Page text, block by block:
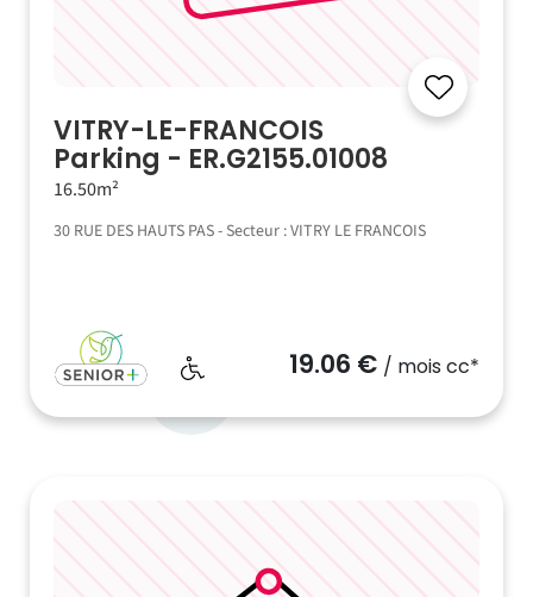
VITRY-LE-FRANCOIS
Parking - ER.G2155.01008
16.50m²
30 RUE DES HAUTS PAS - Secteur : VITRY LE FRANCOIS
19.06 € / mois cc*